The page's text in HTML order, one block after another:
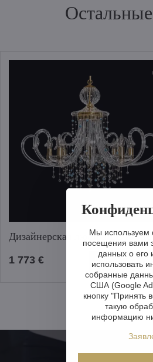
Дизайнерская люстра
1 773 €
Мы используем
посещения вами
данных о его
использовать
собранные
США (Google
кнопку "Принять
такую
информацию